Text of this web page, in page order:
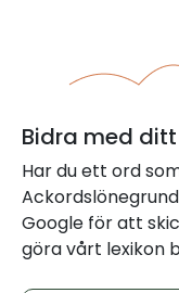
Bidra med
Har du ett ord
Google för att
göra vårt lexikon